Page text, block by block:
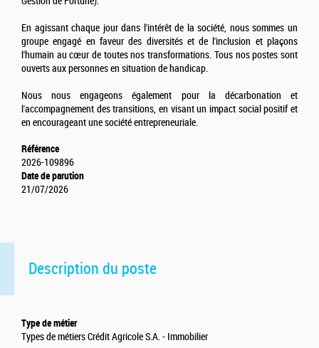
Description du poste
Type de métier
Types de métiers Crédit Agricole S.A. - Immobilier
En agissant chaque jour dans l'intérêt de la société, nous sommes un
groupe engagé en faveur des diversités et de l'inclusion et plaçons
l'humain au cœur de toutes nos transformations. Tous nos postes sont
ouverts aux personnes en situation de handicap.
Nous nous engageons également pour la décarbonation et
l'accompagnement des transitions, en visant un impact social positif et
en encourageant une société entrepreneuriale.
Référence
2026-109896
Date de parution
21/07/2026